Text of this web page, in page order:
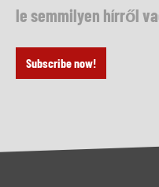
le semmilyen hírről
Subscribe now!